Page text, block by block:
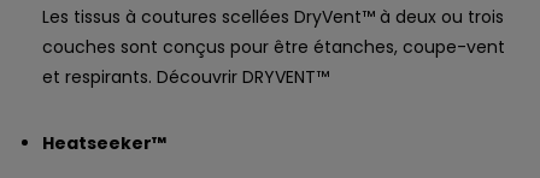
Les tissus à coutures scellées DryVent™ à deux ou trois
couches sont conçus pour être étanches, coupe-vent
et respirants. Découvrir DRYVENT™
Heatseeker™